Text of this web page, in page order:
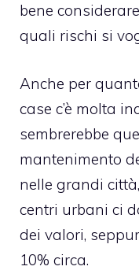
bene
quali rischi si
Anche per
case c’è molta
sembrerebbe
mantenimento
nelle grandi
centri urbani ci
dei valori,
10% circa.